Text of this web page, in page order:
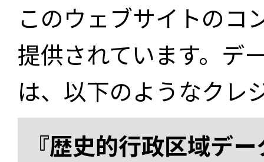
このウェブサイトのコ
提供されています。デ
は、以下のようなクレ
『歴史的行政区域デ